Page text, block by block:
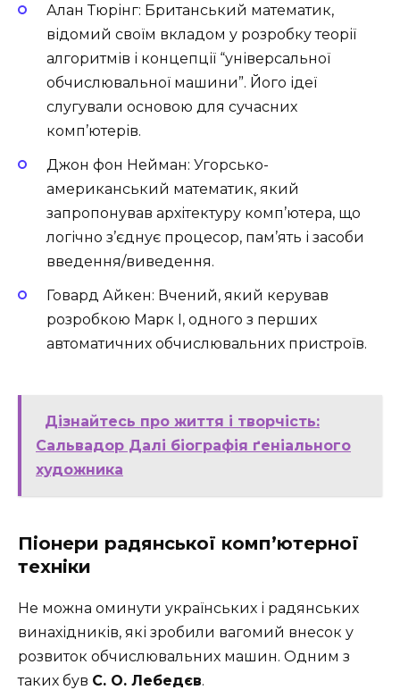
Алан Тюрінг: Британський математик,
відомий своїм вкладом у розробку теорії
алгоритмів і концепції “універсальної
обчислювальної машини”. Його ідеї
слугували основою для сучасних
комп’ютерів.
Джон фон Нейман: Угорсько-
американський математик, який
запропонував архітектуру комп’ютера, що
логічно з’єднує процесор, пам’ять і засоби
введення/виведення.
Говард Айкен: Вчений, який керував
розробкою Марк I, одного з перших
автоматичних обчислювальних пристроїв.
Дізнайтесь про життя і творчість:
Сальвадор Далі біографія ґеніального
художника
Піонери радянської комп’ютерної
техніки
Не можна оминути українських і радянських
винахідників, які зробили вагомий внесок у
розвиток обчислювальних машин. Одним з
таких був С. О. Лебедєв.